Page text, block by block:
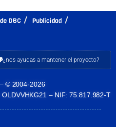
DBC
Publicidad
¿nos ayudas a mantener el proyecto?
– © 2004-2026
– NIF: 75.817.982-T